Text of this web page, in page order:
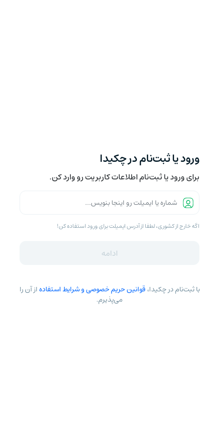
ورود یا ثبت‌نام در چکیدا
برای ورود یا ثبت‌نام اطلاعات کاربریت رو وارد کن.
اگه خارج از کشوری، لطفا از آدرس ایمیلت برای ورود استفاده کن!
ادامه
با ثبت‌نام در چکیدا، قوانین حریم خصوصی و شرایط استفادهاز آن را
می‌پذیرم.